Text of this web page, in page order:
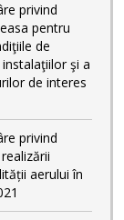
privind
pentru
de
şi a
de interes
privind
aerului în